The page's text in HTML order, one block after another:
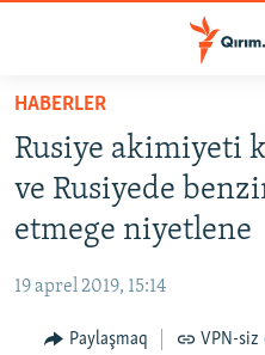
Esas
qaytmaq
Baş
navigatsiyağa
qaytmaq
Qıdıruvğa
qaytmaq
SİYASET
İQTİSADİYAT
MEDENİYET
İNSAN AQLARI
HABERLER
Rusiye akimiyeti
ve Rusiyede
etmege niyetlene
19 aprel 2019, 15:14
Paylaşmaq VPN-siz